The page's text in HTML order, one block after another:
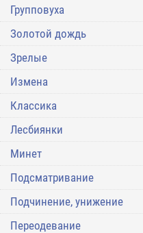
Групповуха
Золотой дождь
Зрелые
Измена
Классика
Лесбиянки
Минет
Подсматривание
Подчинение, унижение
Переодевание